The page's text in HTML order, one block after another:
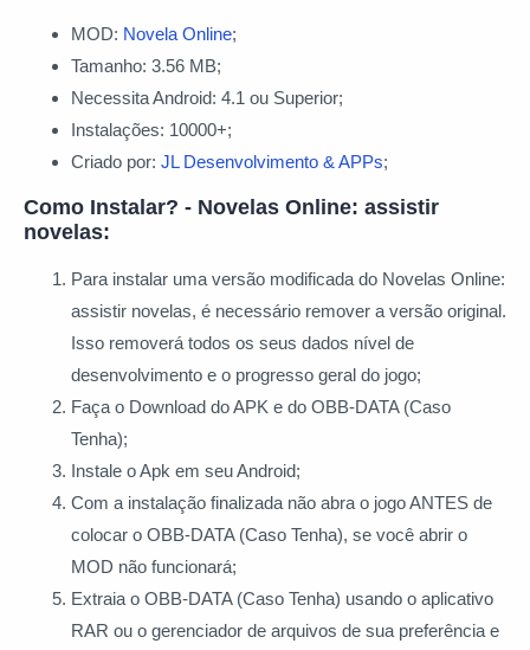
MOD: Novela Online;
Tamanho: 3.56 MB;
Necessita Android: 4.1 ou Superior;
Instalações: 10000+;
Criado por: JL Desenvolvimento & APPs;
Como Instalar? - Novelas Online: assistir
novelas:
Para instalar uma versão modificada do Novelas Online:
assistir novelas, é necessário remover a versão original.
Isso removerá todos os seus dados nível de
desenvolvimento e o progresso geral do jogo;
Faça o Download do APK e do OBB-DATA (Caso
Tenha);
Instale o Apk em seu Android;
Com a instalação finalizada não abra o jogo ANTES de
colocar o OBB-DATA (Caso Tenha), se você abrir o
MOD não funcionará;
Extraia o OBB-DATA (Caso Tenha) usando o aplicativo
RAR ou o gerenciador de arquivos de sua preferência e